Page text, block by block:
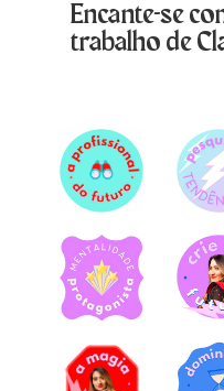
Encante-se
trabalho de